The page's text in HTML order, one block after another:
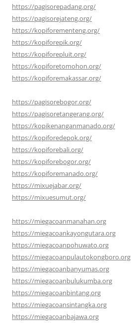
https://pagisorepadang.org/
https://pagisorejateng.org/
https://kopiforementeng.org/
https://kopiforepik.org/
https://kopiforepluit.org/
https://kopiforetomohon.org/
https://kopiforemakassar.org/
https://pagisorebogor.org/
https://pagisoretangerang.org/
https://kopikenanganmanado.org/
https://kopiforedepok.org/
https://kopiforebali.org/
https://kopiforebogor.org/
https://kopiforemanado.org/
https://mixuejabar.org/
https://mixuesumut.org/
https://miegacoanmanahan.org
https://miegacoankayongutara.org
https://miegacoanpohuwato.org
https://miegacoanpulautokongboro.org
https://miegacoanbanyumas.org
https://miegacoanbulukumba.org
https://miegacoanbintang.org
https://miegacoansintangka.org
https://miegacoanbajawa.org